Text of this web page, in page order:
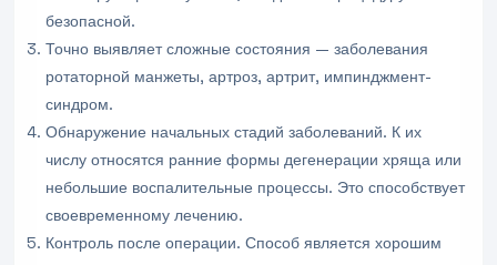
безопасной.
Точно выявляет сложные состояния — заболевания
ротаторной манжеты, артроз, артрит, импинджмент-
синдром.
Обнаружение начальных стадий заболеваний. К их
числу относятся ранние формы дегенерации хряща или
небольшие воспалительные процессы. Это способствует
своевременному лечению.
Контроль после операции. Способ является хорошим